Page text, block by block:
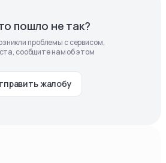
пошло не так?
проблемы с сервисом,
сообщите нам об этом
жалобу